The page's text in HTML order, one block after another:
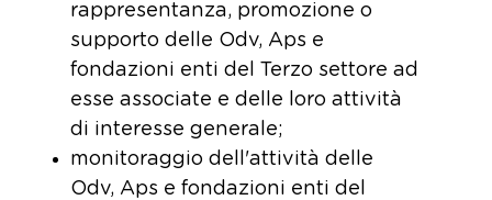
rappresentanza, promozione o
supporto delle Odv, Aps e
fondazioni enti del Terzo settore ad
esse associate e delle loro attività
di interesse generale;
monitoraggio dell'attività delle
Odv, Aps e fondazioni enti del